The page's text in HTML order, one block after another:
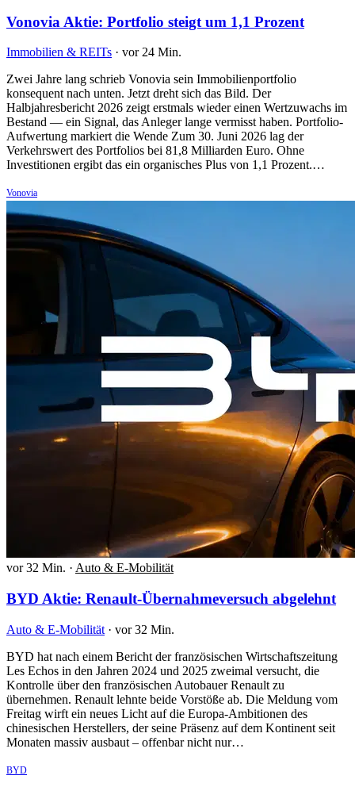
Vonovia Aktie: Portfolio steigt um 1,1 Prozent
Immobilien & REITs · vor 24 Min.
Zwei Jahre lang schrieb Vonovia sein Immobilienportfolio
konsequent nach unten. Jetzt dreht sich das Bild. Der
Halbjahresbericht 2026 zeigt erstmals wieder einen Wertzuwachs im
Bestand — ein Signal, das Anleger lange vermisst haben. Portfolio-
Aufwertung markiert die Wende Zum 30. Juni 2026 lag der
Verkehrswert des Portfolios bei 81,8 Milliarden Euro. Ohne
Investitionen ergibt das ein organisches Plus von 1,1 Prozent.…
Vonovia
vor 32 Min. · Auto & E-Mobilität
BYD Aktie: Renault-Übernahmeversuch abgelehnt
Auto & E-Mobilität · vor 32 Min.
BYD hat nach einem Bericht der französischen Wirtschaftszeitung
Les Echos in den Jahren 2024 und 2025 zweimal versucht, die
Kontrolle über den französischen Autobauer Renault zu
übernehmen. Renault lehnte beide Vorstöße ab. Die Meldung vom
Freitag wirft ein neues Licht auf die Europa-Ambitionen des
chinesischen Herstellers, der seine Präsenz auf dem Kontinent seit
Monaten massiv ausbaut – offenbar nicht nur…
BYD